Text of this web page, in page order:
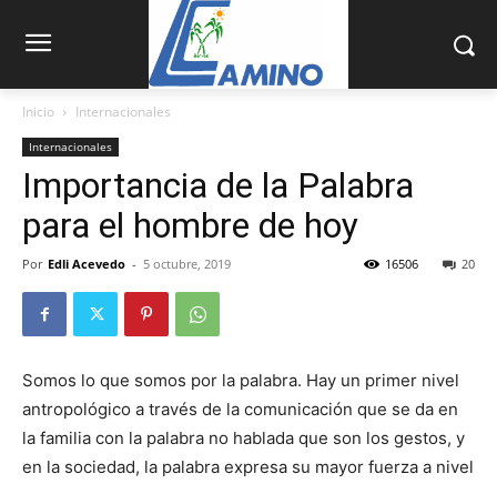
Inicio Internacionales
Internacionales
Importancia de la Palabra
para el hombre de hoy
Por Edli Acevedo - 5 octubre, 2019 20
16506
Somos lo que somos por la palabra. Hay un primer nivel
antropológico a través de la comunicación que se da en
la familia con la palabra no hablada que son los gestos, y
en la sociedad, la palabra expresa su mayor fuerza a nivel